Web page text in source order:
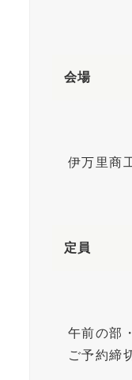
会場
伊万里商
定員
午前の部
ご予約締